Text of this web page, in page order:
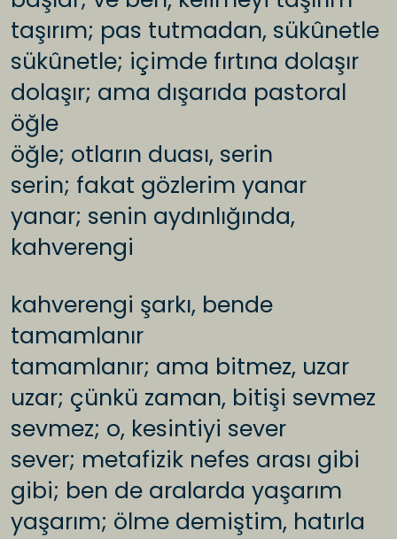
taşırım; pas tutmadan, sükûnetle
sükûnetle; içimde fırtına dolaşır
dolaşır; ama dışarıda pastoral
öğle
öğle; otların duası, serin
serin; fakat gözlerim yanar
yanar; senin aydınlığında,
kahverengi
kahverengi şarkı, bende
tamamlanır
tamamlanır; ama bitmez, uzar
uzar; çünkü zaman, bitişi sevmez
sevmez; o, kesintiyi sever
sever; metafizik nefes arası gibi
gibi; ben de aralarda yaşarım
yaşarım; ölme demiştim, hatırla